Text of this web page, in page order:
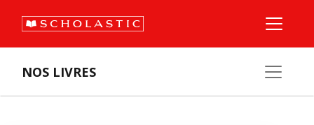
NOS LIVRES